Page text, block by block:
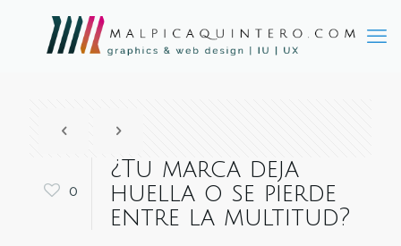
0
¿Tu marca deja
huella o se pierde
entre la multitud?